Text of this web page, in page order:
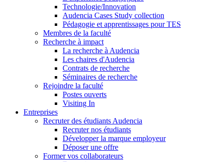
Technologie/Innovation
Audencia Cases Study collection
Pédagogie et apprentissages pour TES
Membres de la faculté
Recherche à impact
La recherche à Audencia
Les chaires d'Audencia
Contrats de recherche
Séminaires de recherche
Rejoindre la faculté
Postes ouverts
Visiting In
Entreprises
Recruter des étudiants Audencia
Recruter nos étudiants
Développer la marque employeur
Déposer une offre
Former vos collaborateurs